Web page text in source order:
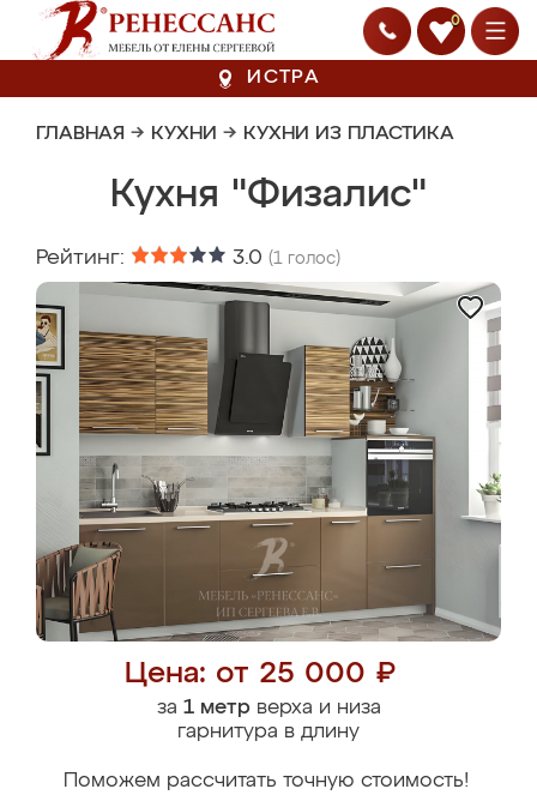
0
ИСТРА
ГЛАВНАЯ → КУХНИ → КУХНИ ИЗ ПЛАСТИКА
Кухня "Физалис"
Рейтинг: 3.0 (1 голос)
Цена: от 25 000 ₽
за 1 метрверха и низа
гарнитура в длину
Поможем рассчитать точную стоимость!